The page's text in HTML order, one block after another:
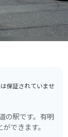
保証されていませ
の駅です。有明
できます。